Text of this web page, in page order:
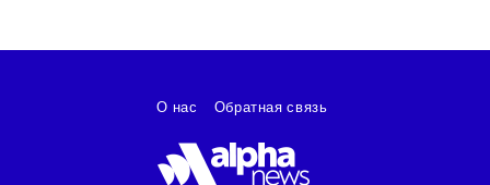
О нас Обратная связь